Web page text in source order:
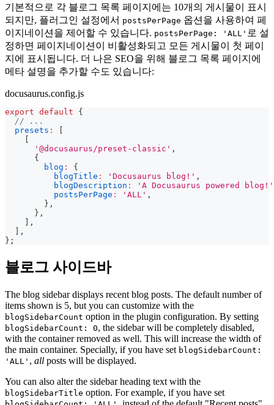
기본적으로 각 블로그 목록 페이지에는 10개의 게시물이 표시
되지만, 플러그인 설정에서 postsPerPage 옵션을 사용하여 페
이지네이션을 제어할 수 있습니다. postsPerPage: 'ALL' 로 설
정하면 페이지네이션이 비활성화되고 모든 게시물이 첫 페이
지에 표시됩니다. 더 나은 SEO을 ​​위해 블로그 목록 페이지에
메타 설명을 추가할 수도 있습니다:
docusaurus.config.js
export default
{
// ...
presets :
'@docusaurus/preset-classic' ,
{
blog :
{
blogTitle : 'Docusaurus blog!' ,
blogDescription :
'A Docusaurus powered blog!'
postsPerPage : 'ALL' ,
} ,
} ,
,
,
} ;
블로그 사이드바
The blog sidebar displays recent blog posts. The default number of
items shown is 5, but you can customize with the
blogSidebarCount option in the plugin configuration. By setting
blogSidebarCount: 0, the sidebar will be completely disabled,
with the container removed as well. This will increase the width of
the main container. Specially, if you have set blogSidebarCount:
'ALL' , all posts will be displayed.
You can also alter the sidebar heading text with the
blogSidebarTitle option. For example, if you have set